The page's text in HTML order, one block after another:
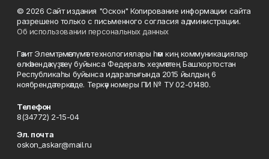
© 2026 Сайт издания "Оскон" Копирование информации сайта
разрешено только с письменного согласия администрации.
Об использовании персональных данных
Гәзит Элемтә, мәғлүмәт технологиялары һәм киң коммуникациялар
өлкәһендә күҙәтеү буйынса Федераль хеҙмәттең Башҡортостан
Республикаһы буйынса идаралығында 2015 йылдың 6
ноябрендә теркәлде. Теркәү номеры ПИ № ТУ 02-01480.
Телефон
8(34772) 2-15-04
Эл. почта
oskon_askar@mail.ru